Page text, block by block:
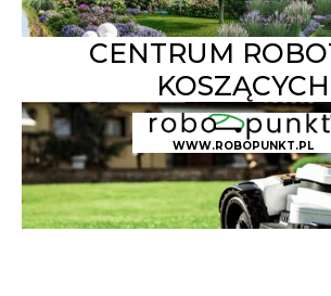
CENTRUM
KOSZĄCYCH
WWW.ROBOPUNKT.PL